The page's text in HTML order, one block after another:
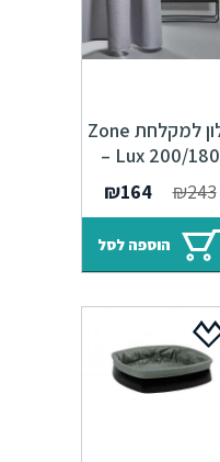
וילון למקלחת Zone
Lux 200/180 –
אפור ₪243
המחיר
המקורי
היה:
₪243.
₪164
הנוכחי
הוא:
₪164.
הוספה לסל